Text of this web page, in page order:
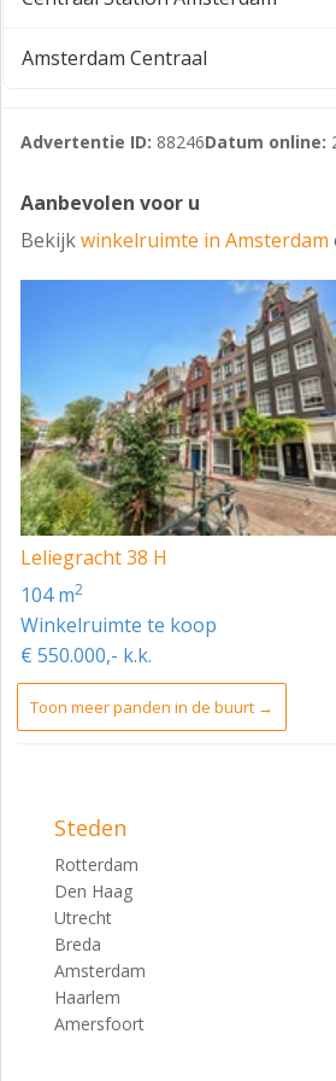
Nummer 7103
Index A-1
Nummer 6203
Kadastrale grootte: 31 m²
BOUWJAAR
1757
ENERGIELABEL
Vereniging van Eigenaars van het
- Gelegen op eigen grond;
- Jaarhuur bedraagt € 48.892,56
- Energielabel C;
- Bouwarchief, huurgegevens en
Amsterdam Centraal
Advertentie ID: 88246Datum online:
Aanbevolen voor u
Bekijkwinkelruimte in Amsterdam
Leliegracht 38 H
104 m2
Winkelruimte te koop
€ 550.000,- k.k.
Toon meer panden in de buurt →
Steden
Rotterdam
Den Haag
Utrecht
Breda
Amsterdam
Haarlem
Amersfoort